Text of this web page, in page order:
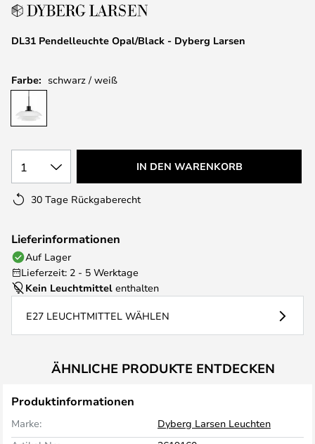
springen
DL31 Pendelleuchte Opal/Black - Dyberg Larsen
Farbe: schwarz / weiß
1 IN DEN WARENKORB
30 Tage Rückgaberecht
Lieferinformationen
Auf Lager
Lieferzeit: 2 - 5 Werktage
Kein Leuchtmittel enthalten
E27 LEUCHTMITTEL WÄHLEN
ÄHNLICHE PRODUKTE ENTDECKEN
Produktinformationen
Marke:
Dyberg Larsen Leuchten